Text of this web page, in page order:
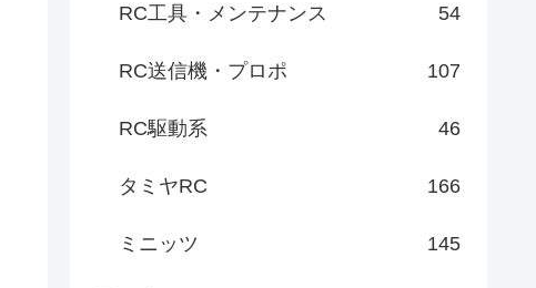
RC工具・メンテナンス 54
RC送信機・プロポ 107
RC駆動系 46
タミヤRC 166
ミニッツ 145